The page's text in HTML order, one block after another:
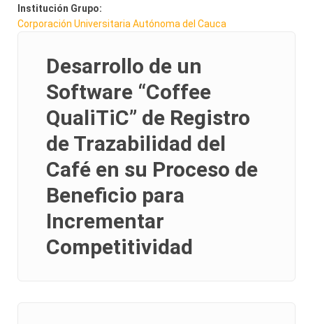
Institución Grupo:
Corporación Universitaria Autónoma del Cauca
Desarrollo de un
Software “Coffee
QualiTiC” de Registro
de Trazabilidad del
Café en su Proceso de
Beneficio para
Incrementar
Competitividad